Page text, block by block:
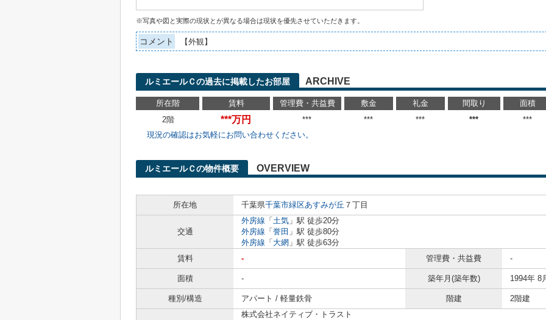
※写真や図と実際の現状とが異なる場合は現状を優先させていただきます。
コメント 【外観】
ルミエールＣの過去に掲載したお部屋 ARCHIVE
所在階 賃料 管理費・共益費 敷金 礼金 間取り 面積
2階
***万円 *** *** *** *** ***
現況の確認はお気軽にお問い合わせください。
ルミエールＣの物件概要 OVERVIEW
所在地
千葉県千葉市緑区あすみが丘 ７丁目
交通
外房線 「 土気 」駅 徒歩20分
外房線 「 誉田 」駅 徒歩80分
外房線 「 大網 」駅 徒歩63分
賃料
- 管理費・共益費 -
面積 - 築年月(築年数) 1994年 8
種別/構造 アパート / 軽量鉄骨 階建 2階建
株式会社ネイティブ・トラスト